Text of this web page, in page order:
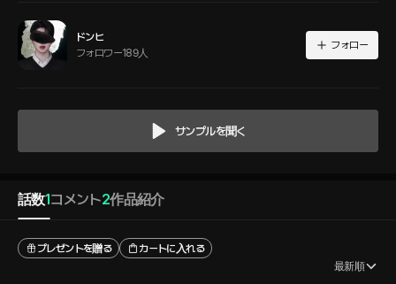
ドンヒ
フォロワー189人
フォロー
サンプルを聞く
話数1コメント2作品紹介
プレゼントを贈る
カートに入れる
最新順